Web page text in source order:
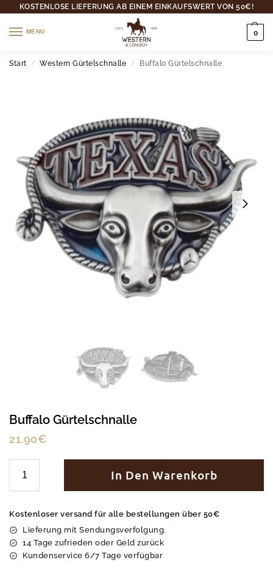
KOSTENLOSE LIEFERUNG AB EINEM EINKAUFSWERT VON 50€!
MENU 0
Start / Western Gürtelschnalle / Buffalo Gürtelschnalle
Buffalo Gürtelschnalle
21,90€
In Den Warenkorb
Kostenloser versand für alle bestellungen über 50€
Lieferung mit Sendungsverfolgung.
14 Tage zufrieden oder Geld zurück
Kundenservice 6/7 Tage verfügbar